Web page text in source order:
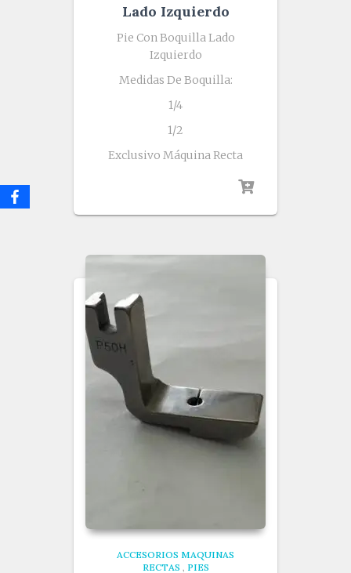
Lado Izquierdo
Pie Con Boquilla Lado
Izquierdo
Medidas De Boquilla:
1/4
1/2
Exclusivo Máquina Recta
ACCESORIOS MAQUINAS
RECTAS
PIES